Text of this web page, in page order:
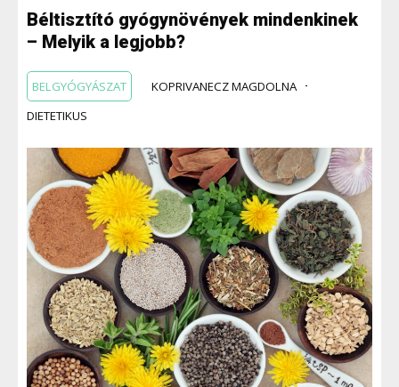
Béltisztító gyógynövények mindenkinek
– Melyik a legjobb?
BELGYÓGYÁSZAT
KOPRIVANECZ MAGDOLNA
DIETETIKUS